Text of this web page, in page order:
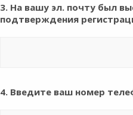
3. На вашу эл. почту был
подтверждения
4. Введите ваш номер